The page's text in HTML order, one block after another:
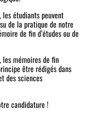
les étudiants peuvent
de la pratique de notre
de fin d’études ou de
les mémoires de fin
être rédigés dans
des sciences
candidature !